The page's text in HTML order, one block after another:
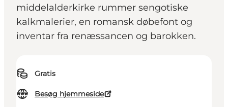
middelalderkirke rummer sengotiske
kalkmalerier, en romansk døbefont og
inventar fra renæssancen og barokken.
Gratis
Besøg hjemmeside